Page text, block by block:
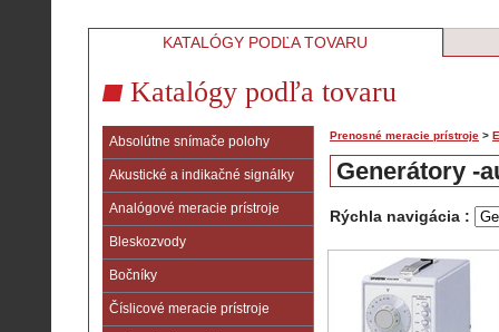
KATALÓGY PODĽA TOVARU
Katalógy podľa tovaru
Absolútne snímače polohy
Akustické a indikačné signálky
Analógové meracie prístroje
Bleskozvody
Bočníky
Číslicové meracie prístroje
Prenosné meracie prístroje >
Generátory -
Rýchla navigácia :